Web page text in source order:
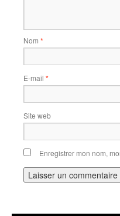
Nom *
E-mail *
Site web
Enregistrer mon nom,